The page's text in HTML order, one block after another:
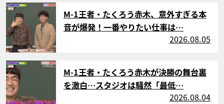
サムネイル
M-1王者・たくろう赤木、意外すぎる本
音が爆発！一番やりたい仕事は…
2026.08.05
サムネイル
M-1王者・たくろう赤木が決勝の舞台裏
を激白…スタジオは騒然「最低…
2026.08.04